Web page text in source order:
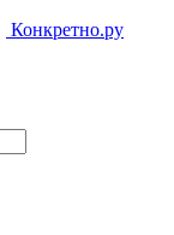
Конкретно.ру